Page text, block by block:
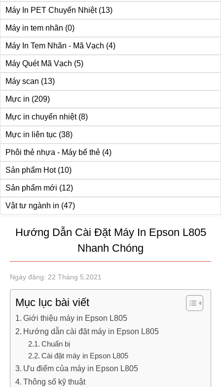
Hướng Dẫn Cài Đặt Máy In Epson L805
Nhanh Chóng
Ngày đăng: 22 Tháng 5,2021
Mục lục bài viết
Giới thiệu máy in Epson L805
Hướng dẫn cài đặt máy in Epson L805
Chuẩn bị
Cài đặt máy in Epson L805
Ưu điểm của máy in Epson L805
Thông số kỹ thuật
Máy In PET Chuyển Nhiệt (13)
Máy in tem nhãn (0)
Máy In Tem Nhãn - Mã Vạch (4)
Máy Quét Mã Vạch (5)
Máy scan (13)
Mực in (209)
Mực in chuyển nhiệt (8)
Mực in liên tục (38)
Phôi thẻ nhựa - Máy bế thẻ (4)
Sản phẩm Hot (10)
Sản phẩm mới (12)
Vật tư ngành in (47)